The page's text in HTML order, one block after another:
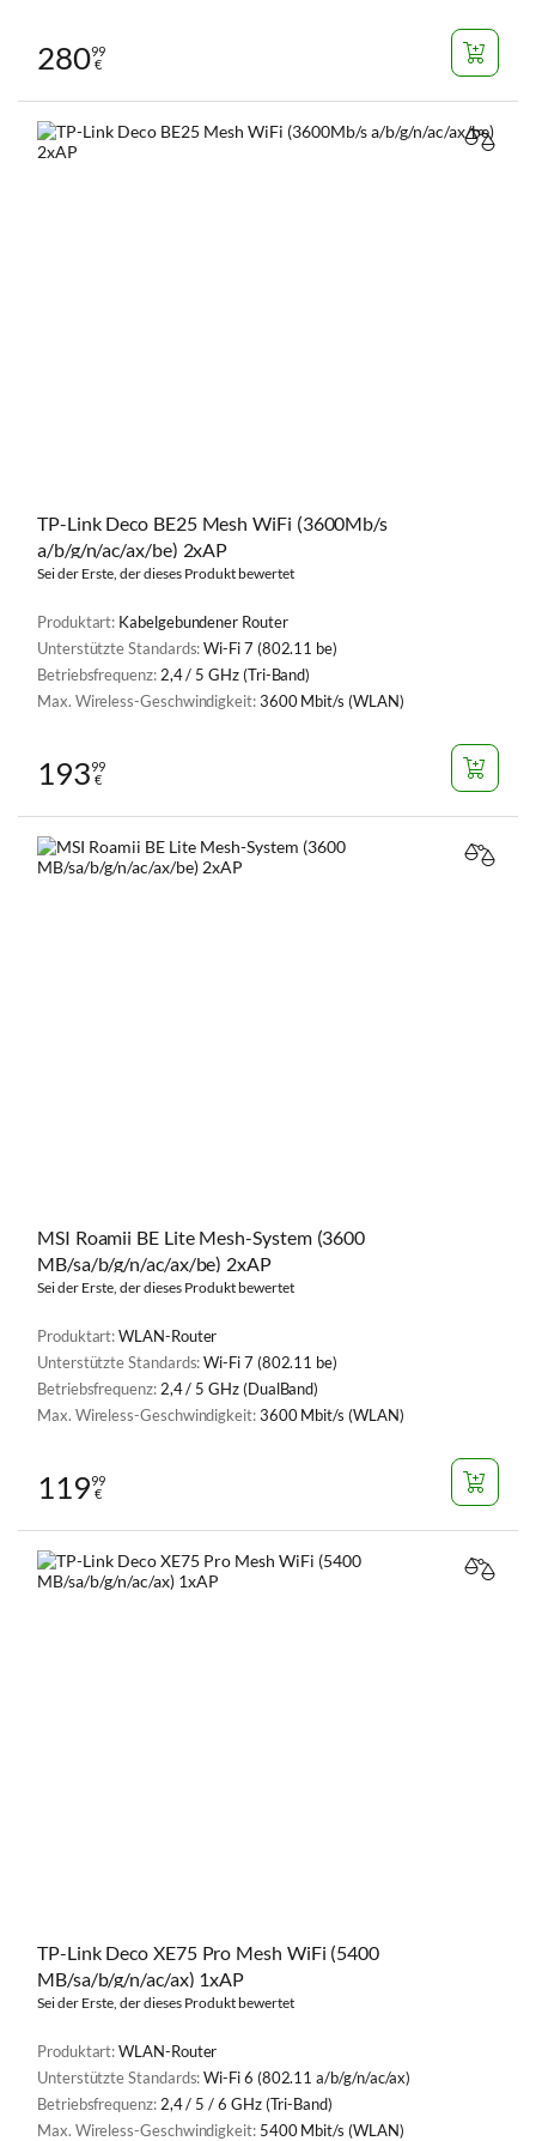
28099
€
TP-Link Deco BE25 Mesh WiFi (3600Mb/s
a/b/g/n/ac/ax/be) 2xAP
Sei der Erste, der dieses Produkt bewertet
Produktart: Kabelgebundener Router
Unterstützte Standards:Wi-Fi 7 (802.11 be)
Betriebsfrequenz: 2,4 / 5 GHz (Tri-Band)
Max. Wireless-Geschwindigkeit:3600 Mbit/s (WLAN)
19399
€
MSI Roamii BE Lite Mesh-System (3600
MB/sa/b/g/n/ac/ax/be) 2xAP
Sei der Erste, der dieses Produkt bewertet
Produktart:WLAN-Router
Unterstützte Standards:Wi-Fi 7 (802.11 be)
Betriebsfrequenz:2,4 / 5 GHz (DualBand)
Max. Wireless-Geschwindigkeit:3600 Mbit/s (WLAN)
11999
€
TP-Link Deco XE75 Pro Mesh WiFi (5400
MB/sa/b/g/n/ac/ax) 1xAP
Sei der Erste, der dieses Produkt bewertet
Produktart:WLAN-Router
Unterstützte Standards:Wi-Fi 6 (802.11 a/b/g/n/ac/ax)
Betriebsfrequenz: 2,4 / 5 / 6 GHz (Tri-Band)
Max. Wireless-Geschwindigkeit: 5400 Mbit/s (WLAN)